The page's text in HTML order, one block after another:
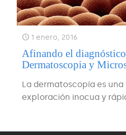
1 enero, 2016
Afinando el
Dermatoscopia y
La dermatoscopía es
exploración inocua y